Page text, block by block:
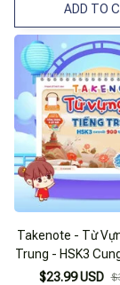
ADD TO
Takenote - Từ
Trung - HSK3
Vựng -
$23.99 USD